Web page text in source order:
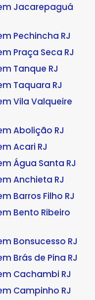
Jacarepaguá
Pechincha RJ
Praça Seca RJ
Tanque RJ
Taquara RJ
Vila Valqueire
Abolição RJ
Acari RJ
Água Santa RJ
Anchieta RJ
Barros Filho RJ
Bento Ribeiro
Bonsucesso RJ
Brás de Pina RJ
Cachambi RJ
Campinho RJ